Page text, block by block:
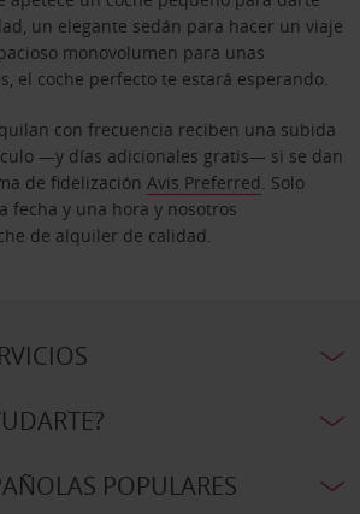
un elegante sedán para hacer un viaje
monovolumen para unas
el coche perfecto te estará esperando.
con frecuencia reciben una subida
—y días adicionales gratis— si se dan
de fidelización Avis Preferred. Solo
fecha y una hora y nosotros
de alquiler de calidad.
POPULARES